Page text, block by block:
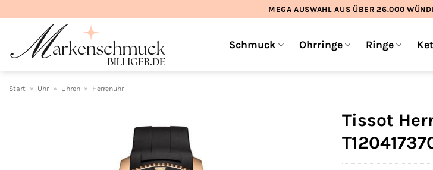
springen
MEGA AUSWAHL AUS ÜBER 26.000
Schmuck Ohrringe Ringe
Start » Uhr » Uhren » Herrenuhr
Tissot